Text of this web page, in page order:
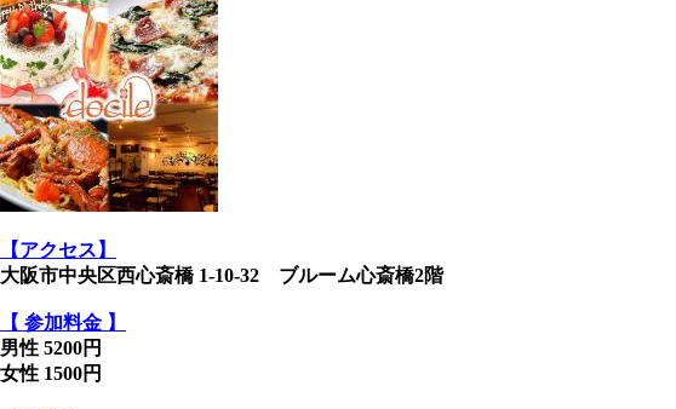
【アクセス】
大阪市中央区西心斎橋 1-10-32 ブルーム心斎橋2階
【 参加料金 】
男性 5200円
女性 1500円